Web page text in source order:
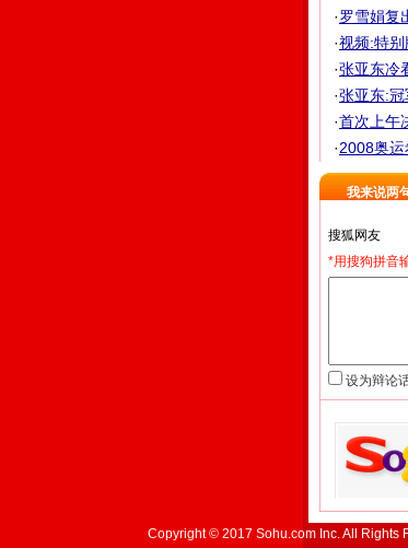
·罗雪娟复
·视频:特
·张亚东冷
·张亚东:
·首次上午
·2008奥
我来说两
*用搜狗拼音
设为辩论
Copyright © 2017 Sohu.com Inc. All Rights